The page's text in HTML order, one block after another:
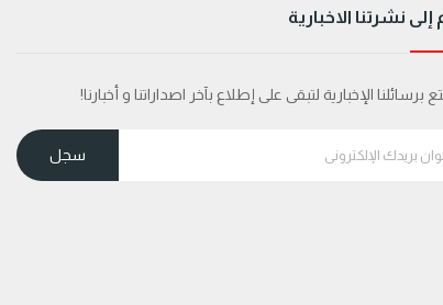
إلى نشرتنا الاخبارية
برسائلنا الإخبارية لتبقى على إطلاع بآخر اصداراتنا و أخبارنا!